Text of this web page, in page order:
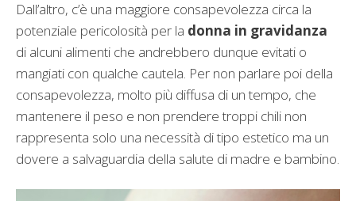
Dall’altro, c’è una maggiore consapevolezza circa la
potenziale pericolosità per la donna in gravidanza
di alcuni alimenti che andrebbero dunque evitati o
mangiati con qualche cautela. Per non parlare poi della
consapevolezza, molto più diffusa di un tempo, che
mantenere il peso e non prendere troppi chili non
rappresenta solo una necessità di tipo estetico ma un
dovere a salvaguardia della salute di madre e bambino.